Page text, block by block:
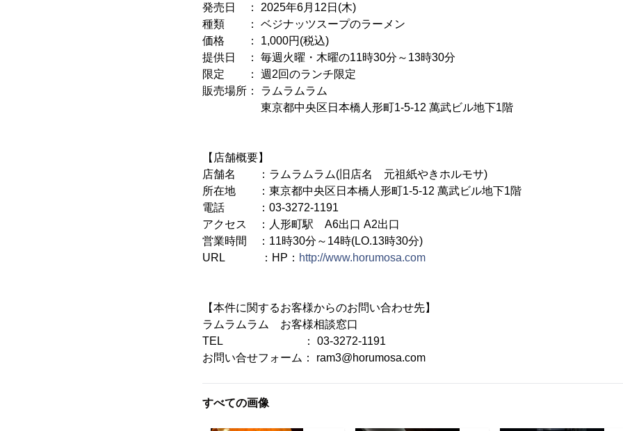
発売日 ： 2025年6月12日(木)
種類 ： ベジナッツスープのラーメン
価格 ： 1,000円(税込)
提供日 ： 毎週火曜・木曜の11時30分～13時30分
限定 ： 週2回のランチ限定
販売場所： ラムラムラム
東京都中央区日本橋人形町1-5-12 萬武ビル地下1階
【店舗概要】
店舗名 ：ラムラムラム(旧店名 元祖紙やきホルモサ)
所在地 ：東京都中央区日本橋人形町1-5-12 萬武ビル地下1階
電話 ：03-3272-1191
アクセス ：人形町駅 A6出口 A2出口
営業時間 ：11時30分～14時(LO.13時30分)
URL ：HP： http://www.horumosa.com
【本件に関するお客様からのお問い合わせ先】
ラムラムラム お客様相談窓口
TEL ： 03-3272-1191
お問い合せフォーム： ram3@horumosa.com
すべての画像